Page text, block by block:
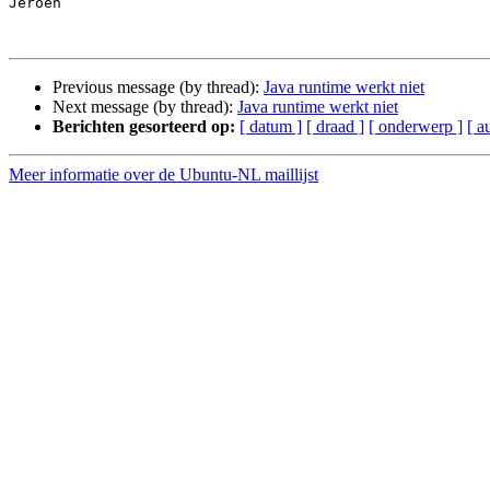
Previous message (by thread): Java runtime werkt niet
Next message (by thread): Java runtime werkt niet
Berichten gesorteerd op: [ datum ] [ draad ] [ onderwerp ] [
Meer informatie over de Ubuntu-NL maillijst